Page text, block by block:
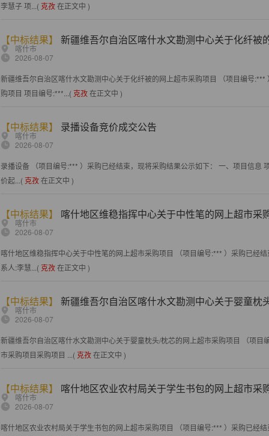
李慧子 项...( 克孜在正文中 )
【中标结果】 新疆维吾尔自治区喀什水文勘测中心关于化纤被
喀什市
2026-08-07
新疆维吾尔自治区喀什水文勘测中心关于化纤被的网上超市采购项目 （项目编号
购项目 项目编号:***...( 克孜在正文中 )
【中标结果】 录播设备竞价成交公告
喀什市
2026-08-07
录播设备 （项目编号:*** ）采购已经结束，现将采购结果公示如下： 一、项目信
价起...( 克孜在正文中 )
【中标结果】 喀什地区维稳指挥中心关于中性笔的网上超市采
喀什市
2026-08-07
喀什地区维稳指挥中心关于中性笔的网上超市采购项目 （项目编号:*** ）采购已经
系人:李慧...( 克孜在正文中 )
【中标结果】 新疆维吾尔自治区喀什水文勘测中心关于婴童枕
喀什市
2026-08-07
新疆维吾尔自治区喀什水文勘测中心关于婴童枕头/枕芯的网上超市采购项目 （项
市采购项目采购项目 ...( 克孜在正文中 )
【中标结果】 喀什地区农业农村局关于学生书包的网上超市采
喀什市
2026-08-07
喀什地区农业农村局关于学生书包的网上超市采购项目 （项目编号:*** ）采购已经